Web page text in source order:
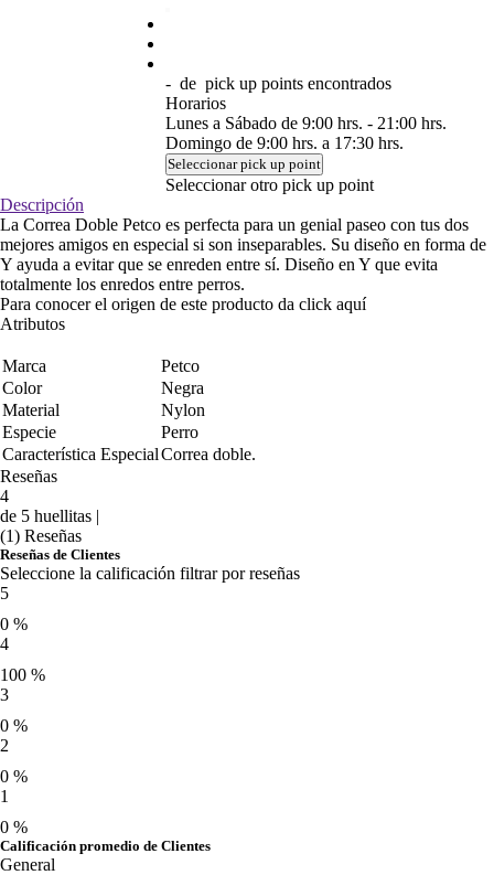
- de pick up points encontrados
Horarios
Lunes a Sábado de 9:00 hrs. - 21:00 hrs.
Domingo de 9:00 hrs. a 17:30 hrs.
Seleccionar pick up point
Seleccionar otro pick up point
Descripción
La Correa Doble Petco es perfecta para un genial paseo con tus dos
mejores amigos en especial si son inseparables. Su diseño en forma de
Y ayuda a evitar que se enreden entre sí. Diseño en Y que evita
totalmente los enredos entre perros.
Para conocer el origen de este producto da click aquí
Atributos
Marca
Petco
Color
Negra
Material
Nylon
Especie
Perro
Característica EspecialCorrea doble.
Reseñas
4
de 5 huellitas |
(1) Reseñas
Reseñas de Clientes
Seleccione la calificación filtrar por reseñas
5
0 %
4
100 %
3
0 %
2
0 %
1
0 %
Calificación promedio de Clientes
General